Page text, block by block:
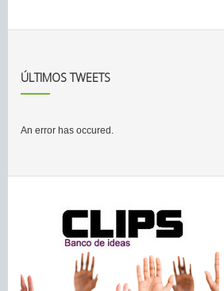
ÚLTIMOS TWEETS
An error has occured.